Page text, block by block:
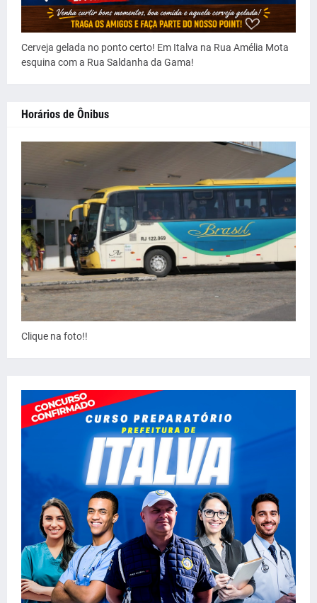
Cerveja gelada no ponto certo! Em Italva na Rua Amélia Mota
esquina com a Rua Saldanha da Gama!
Horários de Ônibus
Clique na foto!!